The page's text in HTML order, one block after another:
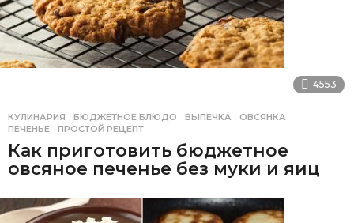
4553
КУЛИНАРИЯ БЮДЖЕТНОЕ БЛЮДО ,ВЫПЕЧКА ,ОВСЯНКА
ПЕЧЕНЬЕ
,ПРОСТОЙ РЕЦЕПТ
Как приготовить бюджетное
овсяное печенье без муки и яиц